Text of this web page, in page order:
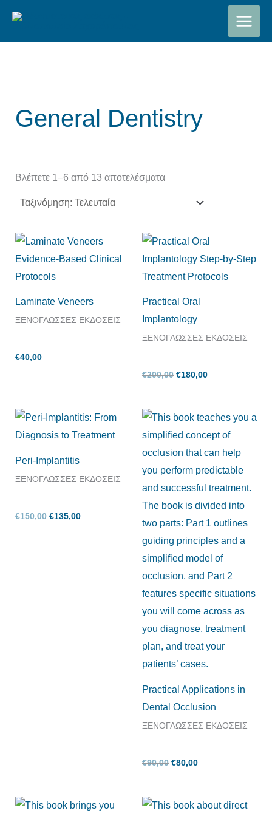
περιεχόμενο
General Dentistry
Βλέπετε 1–6 από 13 αποτελέσματα
Laminate Veneers
ΞΕΝΟΓΛΩΣΣΕΣ ΕΚΔΟΣΕΙΣ
€40,00
Practical Oral
Implantology
ΞΕΝΟΓΛΩΣΣΕΣ ΕΚΔΟΣΕΙΣ
€200,00
Original
was:
€180,00
Η
τιμή
€180,00.
Peri-Implantitis
ΞΕΝΟΓΛΩΣΣΕΣ ΕΚΔΟΣΕΙΣ
€150,00
Original
price
was:
€135,00
Η
τιμή
Practical Applications in
Dental Occlusion
ΞΕΝΟΓΛΩΣΣΕΣ ΕΚΔΟΣΕΙΣ
€90,00
Original
was:
€90,00.
€80,00
Η
τρέχουσα
τιμή
€80,00.
OriginalΗ
τρέχουσα
Original Η